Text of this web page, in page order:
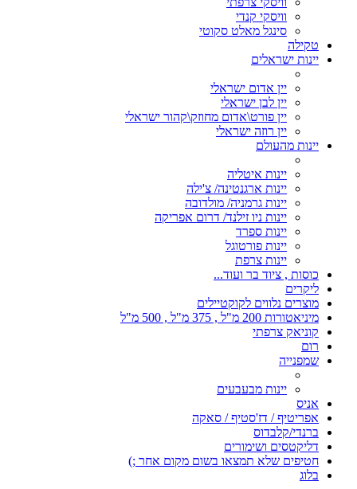
וויסקי קנדי
סינגל מאלט סקוטי
טקילה
יינות ישראלים
יין אדום ישראלי
יין לבן ישראלי
יין פורט\אדום מחוזק\קהור ישראלי
יין רוזה ישראלי
יינות מהעולם
יינות איטליה
יינות ארגנטינה/ צ'ילה
יינות גרמניה/ מולדובה
יינות ניו זילנד/ דרום אפריקה
יינות ספרד
יינות פורטוגל
יינות צרפת
כוסות , ציוד בר ועוד...
ליקרים
מוצרים נלווים לקוקטיילים
מיניאטורות 200 מ"ל , 375 מ"ל , 500 מ"ל
קוניאק צרפתי
רום
שמפנייה
יינות מבעבעים
אניס
אפריטיף / דז'סטיף / סאקה
ברנדי/קלבדוס
דליקטסים ושימורים
חטיפים שלא תמצאו בשום מקום אחר ;)
בלוג